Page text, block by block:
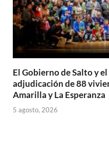
El Gobierno de Salto y
adjudicación de 88
Amarilla y La Esperanza
5 agosto, 2026